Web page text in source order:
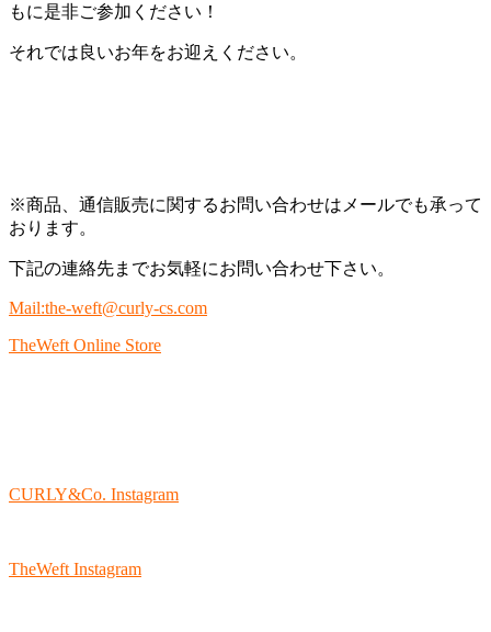
もに是非ご参加ください！
それでは良いお年をお迎えください。
※商品、通信販売に関するお問い合わせはメールでも承って
おります。
下記の連絡先までお気軽にお問い合わせ下さい。
Mail:the-weft@curly-cs.com
TheWeft Online Store
CURLY&Co. Instagram
TheWeft Instagram